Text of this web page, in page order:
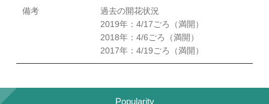
備考
過去の開花状況
2019年：4/17ごろ（満開）
2018年：4/6ごろ（満開）
2017年：4/19ごろ（満開）
Popularity